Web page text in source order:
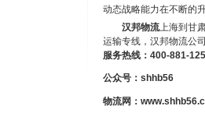
动态战略能力在不断的
汉邦物流上海到甘
运输专线，汉邦物流公
服务热线： 400-881-
公众号：shhb56
物流网：